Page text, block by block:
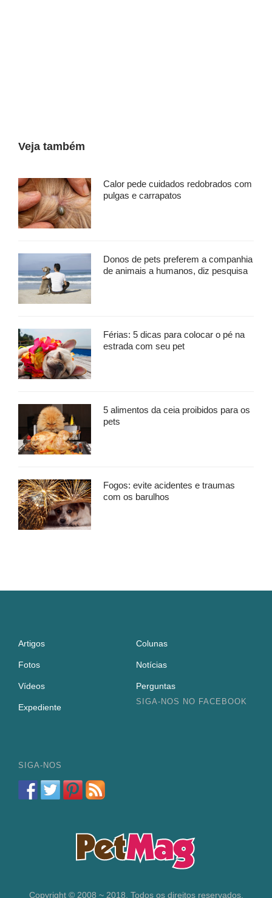
Veja também
Calor pede cuidados redobrados com
pulgas e carrapatos
Donos de pets preferem a companhia
de animais a humanos, diz pesquisa
Férias: 5 dicas para colocar o pé na
estrada com seu pet
5 alimentos da ceia proibidos para os
pets
Fogos: evite acidentes e traumas
com os barulhos
Artigos Colunas
Fotos Notícias
Vídeos Perguntas
Expediente
SIGA-NOS NO FACEBOOK
SIGA-NOS
Copyright © 2008 ~ 2018. Todos os direitos reservados.